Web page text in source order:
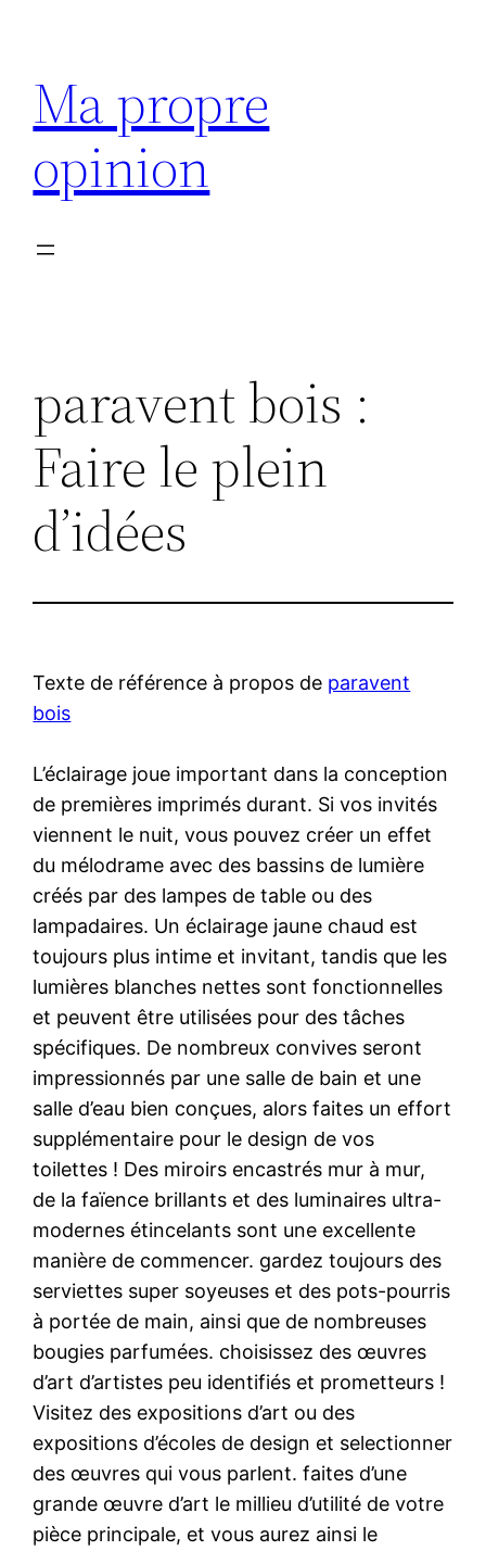
contenu
Ma propre
opinion
paravent bois :
Faire le plein
d’idées
Texte de référence à propos de paravent
bois
L’éclairage joue important dans la conception
de premières imprimés durant. Si vos invités
viennent le nuit, vous pouvez créer un effet
du mélodrame avec des bassins de lumière
créés par des lampes de table ou des
lampadaires. Un éclairage jaune chaud est
toujours plus intime et invitant, tandis que les
lumières blanches nettes sont fonctionnelles
et peuvent être utilisées pour des tâches
spécifiques. De nombreux convives seront
impressionnés par une salle de bain et une
salle d’eau bien conçues, alors faites un effort
supplémentaire pour le design de vos
toilettes ! Des miroirs encastrés mur à mur,
de la faïence brillants et des luminaires ultra-
modernes étincelants sont une excellente
manière de commencer. gardez toujours des
serviettes super soyeuses et des pots-pourris
à portée de main, ainsi que de nombreuses
bougies parfumées. choisissez des œuvres
d’art d’artistes peu identifiés et prometteurs !
Visitez des expositions d’art ou des
expositions d’écoles de design et selectionner
des œuvres qui vous parlent. faites d’une
grande œuvre d’art le millieu d’utilité de votre
pièce principale, et vous aurez ainsi le